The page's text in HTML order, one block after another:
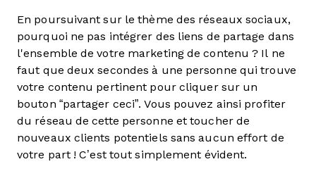
En poursuivant sur le thème des réseaux sociaux,
pourquoi ne pas intégrer des liens de partage dans
l'ensemble de votre marketing de contenu ? Il ne
faut que deux secondes à une personne qui trouve
votre contenu pertinent pour cliquer sur un
bouton “partager ceci”. Vous pouvez ainsi profiter
du réseau de cette personne et toucher de
nouveaux clients potentiels sans aucun effort de
votre part ! C’est tout simplement évident.